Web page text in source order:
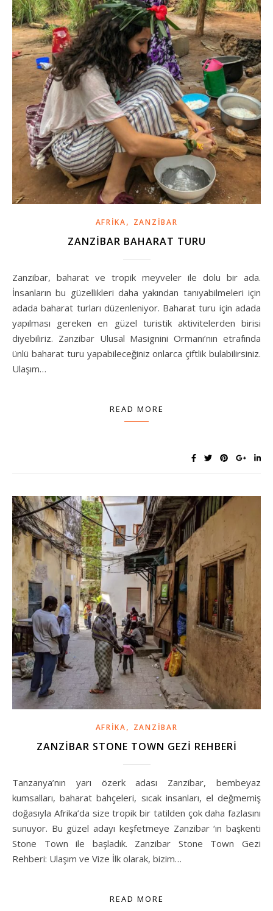
AFRIKA, ZANZIBAR
ZANZIBAR BAHARAT TURU
Zanzibar, baharat ve tropik meyveler ile dolu bir ada.
İnsanların bu güzellikleri daha yakından tanıyabilmeleri için
adada baharat turları düzenleniyor. Baharat turu için adada
yapılması gereken en güzel turistik aktivitelerden birisi
diyebiliriz. Zanzibar Ulusal Masignini Ormanı’nın etrafında
ünlü baharat turu yapabileceğiniz onlarca çiftlik bulabilirsiniz.
Ulaşım…
READ MORE
AFRIKA, ZANZIBAR
ZANZIBAR STONE TOWN GEZI REHBERI
Tanzanya’nın yarı özerk adası Zanzibar, bembeyaz
kumsalları, baharat bahçeleri, sıcak insanları, el değmemiş
doğasıyla Afrika’da size tropik bir tatilden çok daha fazlasını
sunuyor. Bu güzel adayı keşfetmeye Zanzibar ‘ın başkenti
Stone Town ile başladık. Zanzibar Stone Town Gezi
Rehberi: Ulaşım ve Vize İlk olarak, bizim…
READ MORE